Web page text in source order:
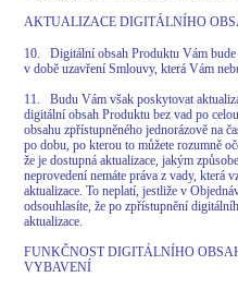
AKTUALIZACE DIGITÁLNÍHO
10. Digitální obsah Produktu Vám
v době uzavření Smlouvy, která Vám
11. Budu Vám však poskytovat
digitální obsah Produktu bez vad po
obsahu zpřístupněného jednorázově na
po dobu, po kterou to můžete rozumně
že je dostupná aktualizace, jakým
neprovedení nemáte práva z vady, která
aktualizace. To neplatí, jestliže v
odsouhlasíte, že po zpřístupnění
aktualizace.
FUNKČNOST DIGITÁLNÍHO
VYBAVENÍ